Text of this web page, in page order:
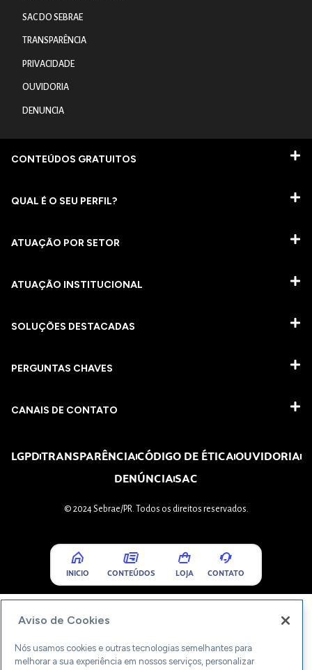
SAC DO SEBRAE
TRANSPARÊNCIA
PRIVACIDADE
OUVIDORIA
DENUNCIA
CONTEÚDOS GRATUITOS
QUAL É O SEU PERFIL?
ATUAÇÃO POR SETOR
ATUAÇÃO INSTITUCIONAL
SOLUÇÕES DESTACADAS
PERGUNTAS CHAVES​
CANAIS DE CONTATO
LGPDTRANSPARÊNCIACÓDIGO DE ÉTICAOUVIDORIA
DENÚNCIASAC
© 2024 Sebrae/PR. Todos os direitos reservados.
INICIO CONTEÚDOS LOJA CONTATO
Aviso de Cookies
Nós usamos cookies e outras tecnologias semelhantes para
melhorar a sua experiência em nossos serviços, personalizar